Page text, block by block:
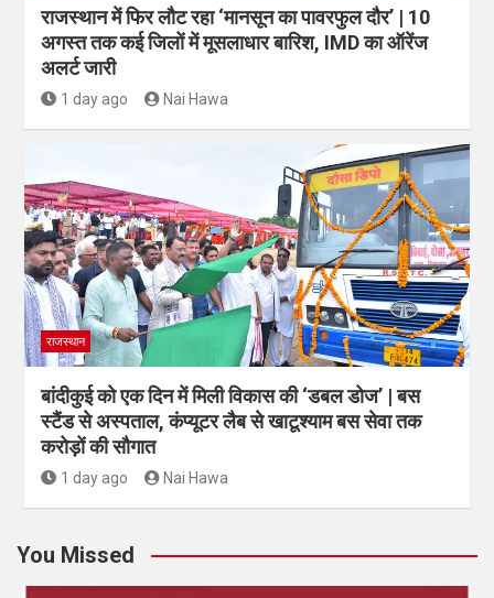
राजस्थान में फिर लौट रहा ‘मानसून का पावरफुल दौर’ | 10
अगस्त तक कई जिलों में मूसलाधार बारिश, IMD का ऑरेंज
अलर्ट जारी
1 day ago Nai Hawa
राजस्थान
बांदीकुई को एक दिन में मिली विकास की ‘डबल डोज’ | बस
स्टैंड से अस्पताल, कंप्यूटर लैब से खाटूश्याम बस सेवा तक
करोड़ों की सौगात
1 day ago Nai Hawa
You Missed